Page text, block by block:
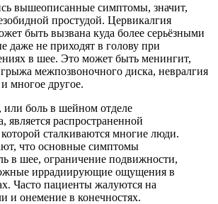
вышеописанные симптомы, значит,
простудой. Цервикалгия
быть вызвана куда более серьёзными
даже не приходят в голову при
в шее. Это может быть менингит,
межпозвоночного диска, невралгия
многое другое.
или боль в шейном отделе
является распространенной
сталкиваются многие люди.
что основные симптомы
в шее, ограничение подвижности,
иррадиирующие ощущения в
Часто пациенты жалуются на
и онемение в конечностях.